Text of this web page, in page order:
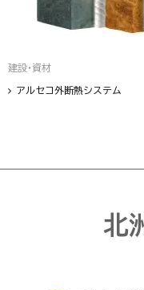
建設・資材
アルセコ外断熱システム
フッター
北